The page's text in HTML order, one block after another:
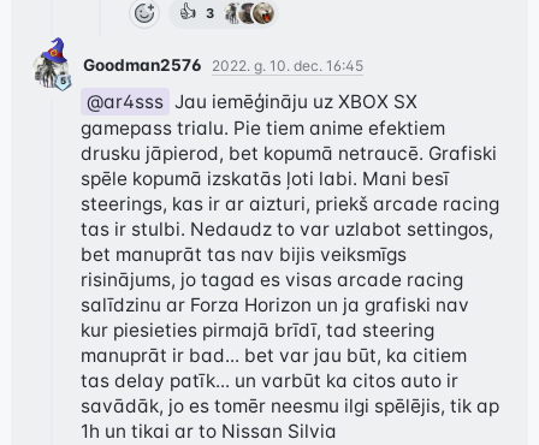
👍 3
Goodman2576 2022. g. 10. dec. 16:45
@ar4sss Jau iemēģināju uz XBOX SX
gamepass trialu. Pie tiem anime efektiem
drusku jāpierod, bet kopumā netraucē. Grafiski
spēle kopumā izskatās ļoti labi. Mani besī
steerings, kas ir ar aizturi, priekš arcade racing
tas ir stulbi. Nedaudz to var uzlabot settingos,
bet manuprāt tas nav bijis veiksmīgs
risinājums, jo tagad es visas arcade racing
salīdzinu ar Forza Horizon un ja grafiski nav
kur piesieties pirmajā brīdī, tad steering
manuprāt ir bad... bet var jau būt, ka citiem
tas delay patīk... un varbūt ka citos auto ir
savādāk, jo es tomēr neesmu ilgi spēlējis, tik ap
1h un tikai ar to Nissan Silvia